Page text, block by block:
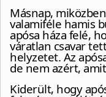
Másnap,
valamiféle hamis
apósa háza felé,
váratlan csavar
helyzetet. Az
de nem azért,
Kiderült, hogy